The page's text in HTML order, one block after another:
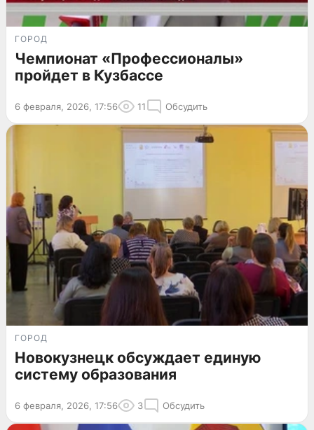
ГОРОД
Чемпионат «Профессионалы»
пройдет в Кузбассе
6 февраля, 2026, 17:56 11 Обсудить
ГОРОД
Новокузнецк обсуждает единую
систему образования
6 февраля, 2026, 17:56 3 Обсудить